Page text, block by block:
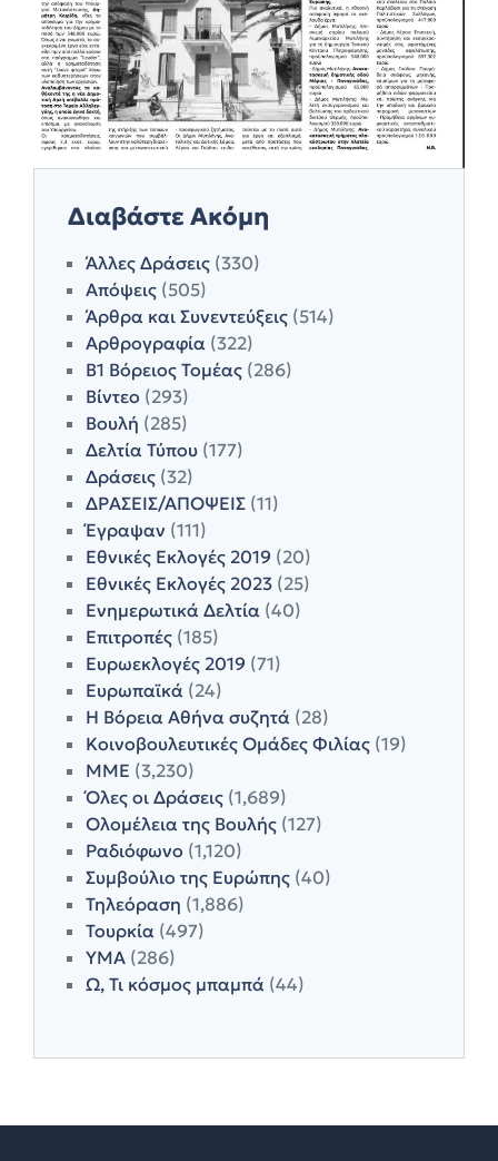
Διαβάστε Ακόμη
Άλλες Δράσεις (330)
Απόψεις (505)
Άρθρα και Συνεντεύξεις (514)
Αρθρογραφία (322)
Β1 Βόρειος Τομέας (286)
Βίντεο (293)
Βουλή (285)
Δελτία Τύπου (177)
Δράσεις (32)
ΔΡΑΣΕΙΣ/ΑΠΟΨΕΙΣ (11)
Έγραψαν (111)
Εθνικές Εκλογές 2019 (20)
Εθνικές Εκλογές 2023 (25)
Ενημερωτικά Δελτία (40)
Επιτροπές (185)
Ευρωεκλογές 2019 (71)
Ευρωπαϊκά (24)
Η Βόρεια Αθήνα συζητά (28)
Κοινοβουλευτικές Ομάδες Φιλίας (19)
ΜΜΕ (3,230)
Όλες οι Δράσεις (1,689)
Ολομέλεια της Βουλής (127)
Ραδιόφωνο (1,120)
Συμβούλιο της Ευρώπης (40)
Τηλεόραση (1,886)
Τουρκία (497)
ΥΜΑ (286)
Ω, Τι κόσμος μπαμπά (44)